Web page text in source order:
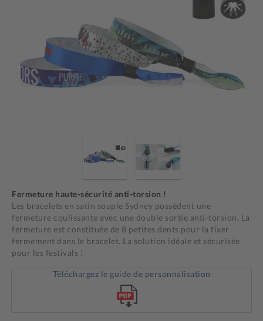
Fermeture haute-sécurité anti-torsion !
Les bracelets en satin souple Sydney possèdent une
fermeture coulissante avec une double sortie anti-torsion. La
fermeture est constituée de 8 petites dents pour la fixer
fermement dans le bracelet. La solution idéale et sécurisée
pour les festivals !
Téléchargez le guide de personnalisation